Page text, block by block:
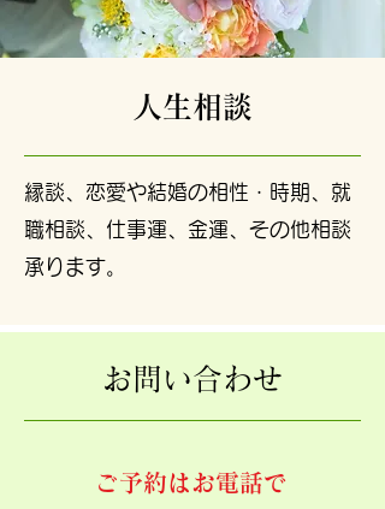
人生相談
縁談、恋愛や結婚の相性・時期、就
職相談、仕事運、金運、その他相談
承ります。
お問い合わせ
​ご予約はお電話で